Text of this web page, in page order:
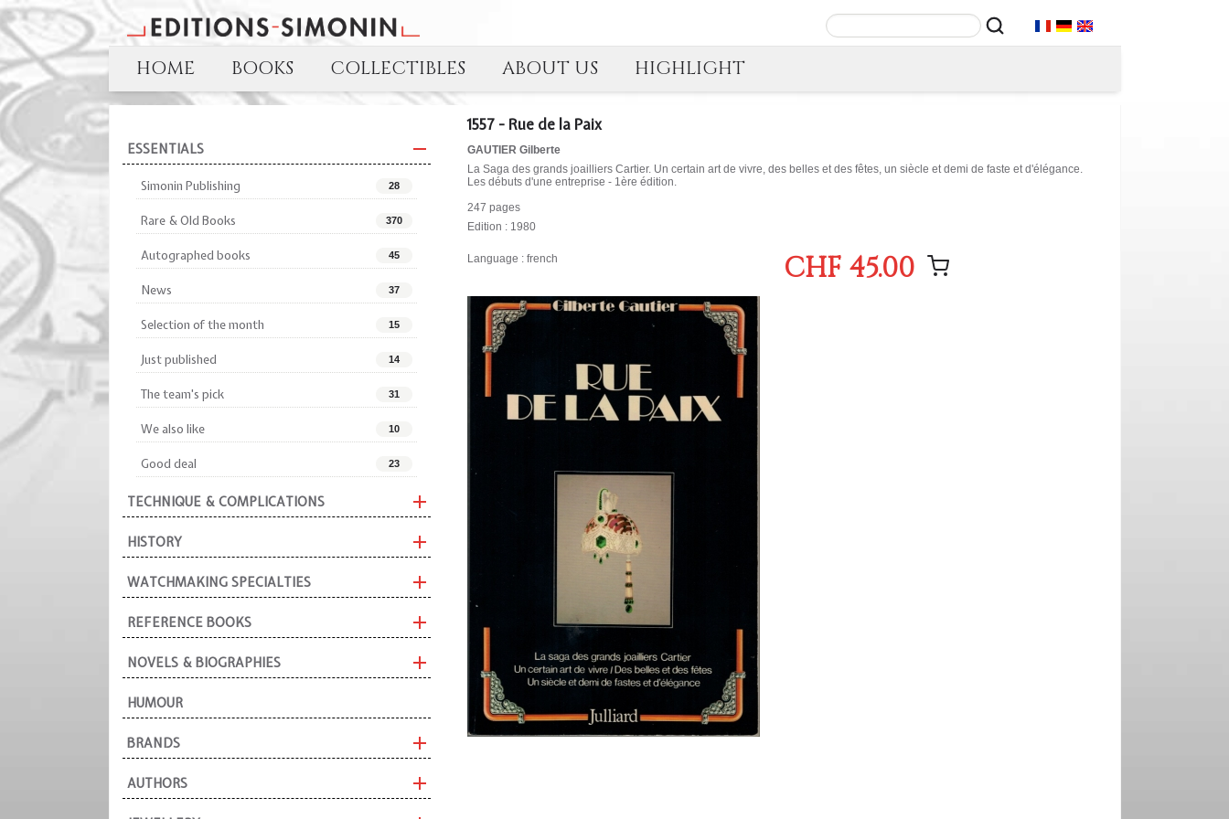
HOME BOOKS COLLECTIBLES ABOUT US HIGHLIGHT
ESSENTIALS
Simonin Publishing 28
Rare & Old Books 370
Autographed books 45
News 37
Selection of the month 15
Just published 14
The team's pick 31
We also like 10
Good deal 23
TECHNIQUE & COMPLICATIONS
HISTORY
WATCHMAKING SPECIALTIES
REFERENCE BOOKS
NOVELS & BIOGRAPHIES
HUMOUR
BRANDS
AUTHORS
1557 - Rue de la Paix
GAUTIER Gilberte
La Saga des grands joailliers Cartier. Un certain art de vivre, des belles et des fêtes, un siècle et demi de faste et d'élégance.
Les débuts d'une entreprise - 1ère édition.
247 pages
Edition : 1980
Language : french CHF 45.00